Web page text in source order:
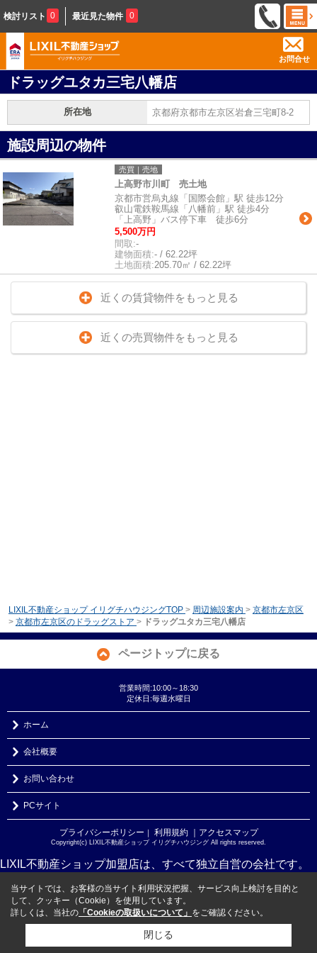
検討リスト 0 最近見た物件 0
お問合せ
ドラッグユタカ三宅八幡店
所在地 京都府京都市左京区岩倉三宅町8-2
施設周辺の物件
売買｜売地
上高野市川町 売土地
京都市営烏丸線「国際会館」駅 徒歩12分
叡山電鉄鞍馬線「八幡前」駅 徒歩4分
「上高野」バス停下車 徒歩6分
5,500万円
間取:-
建物面積:- / 62.22坪
土地面積:205.70㎡ / 62.22坪
近くの賃貸物件をもっと見る
近くの売買物件をもっと見る
LIXIL不動産ショップ イリグチハウジングTOP > 周辺施設案内 > 京都市左京区
> 京都市左京区のドラッグストア > ドラッグユタカ三宅八幡店
ページトップに戻る
営業時間:10:00～18:30
定休日:毎週水曜日
ホーム
会社概要
お問い合わせ
PCサイト
プライバシーポリシー ｜ 利用規約 ｜アクセスマップ
Copyright(c) LIXIL不動産ショップ イリグチハウジング All rights reserved.
LIXIL不動産ショップ加盟店は、すべて独立自営の会社です。
当サイトでは、お客様の当サイト利用状況把握、サービス向上検討を目的と
して、クッキー（Cookie）を使用しています。
詳しくは、当社の 「Cookieの取扱いについて」 をご確認ください。
閉じる